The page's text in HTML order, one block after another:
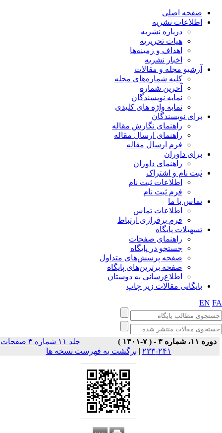
صفحه اصلی
اطلاعات نشریه
درباره نشریه
هیات تحریریه
اهداف و زمینه‌ها
اخبار نشریه
آرشیو مجله و مقالات
کلیه شماره‌های مجله
آخرین شماره
نمایه نویسندگان
نمایه واژه های کلیدی
برای نویسندگان
راهنمای نگارش مقاله
راهنمای ارسال مقاله
فرم ارسال مقاله
برای داوران
راهنمای داوران
ثبت نام و اشتراک
اطلاعات ثبت نام
فرم ثبت نام
تماس با ما
اطلاعات تماس
فرم برقراری ارتباط
تسهیلات پایگاه
راهنمای صفحات
جستجو در پایگاه
صفحه پرسش‌های متداول
صفحه برترین‌های پایگاه
اطلاع‌رسانی به دوستان
بایگانی مقالات زیر چاپ
EN
دوره ۱۱، شماره ۳ - ( ۷-۱۴۰۱ )
جلد ۱۱ شماره ۳ صفحات
۲۴۱-۲۳۳
| برگشت به فهرست نسخه ها